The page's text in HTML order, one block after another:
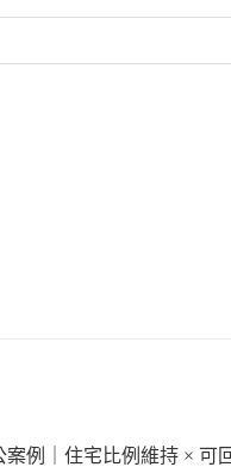
例｜住宅比例維持 × 可